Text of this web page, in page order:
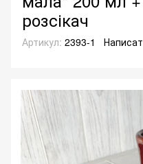
розсікач
Артикул: 2393-1